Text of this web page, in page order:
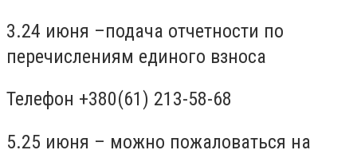
3.24 июня –подача отчетности по
перечислениям единого взноса
Телефон +380(61) 213-58-68
5.25 июня – можно пожаловаться на